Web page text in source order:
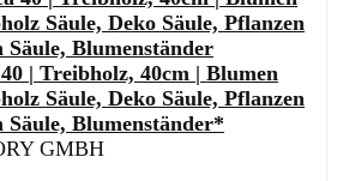
| Treibholz, 40cm | Blumen
Säule, Deko Säule, Pflanzen
Säule, Blumenständer*
GMBH